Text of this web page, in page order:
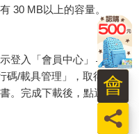
30 MB以上的容量。
登入「會員中心」→「我
/載具管理」，取得通行
。完成下載後，點選任一
員
會